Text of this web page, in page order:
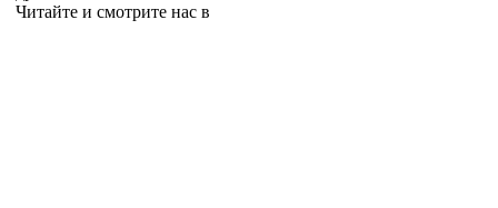
Читайте и смотрите нас в